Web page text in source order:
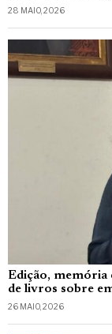
28 MAIO, 2026
Edição, memória
de livros sobre
26 MAIO, 2026